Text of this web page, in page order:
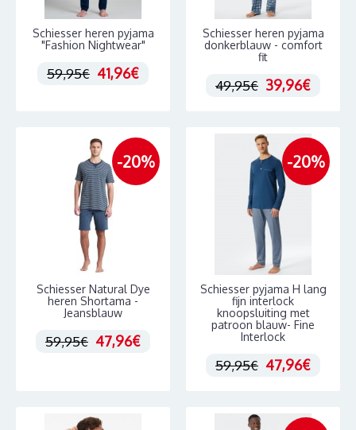
Schiesser heren pyjama
"Fashion Nightwear"
59,95€ 41,96€
Schiesser heren pyjama
donkerblauw - comfort
fit
49,95€ 39,96€
-20%
Schiesser Natural Dye
heren Shortama -
Jeansblauw
59,95€ 47,96€
-20%
Schiesser pyjama H lang
fijn interlock
knoopsluiting met
patroon blauw- Fine
Interlock
59,95€ 47,96€